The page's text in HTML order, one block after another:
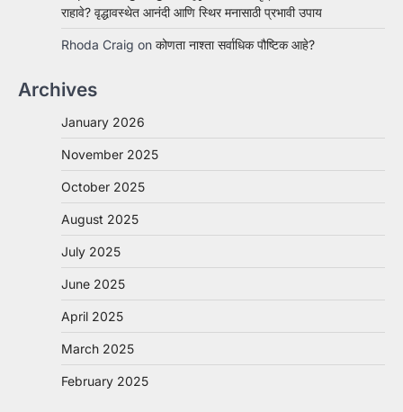
राहावे? वृद्धावस्थेत आनंदी आणि स्थिर मनासाठी प्रभावी उपाय
Rhoda Craig on कोणता नाश्ता सर्वाधिक पौष्टिक आहे?
Archives
January 2026
November 2025
October 2025
August 2025
July 2025
June 2025
April 2025
March 2025
February 2025